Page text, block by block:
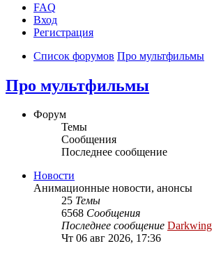
FAQ
Вход
Регистрация
Список форумов Про мультфильмы
Про мультфильмы
Форум
Темы
Сообщения
Последнее сообщение
Новости
Анимационные новости, анонсы
25 Темы
6568 Сообщения
Последнее сообщение Darkwing
Чт 06 авг 2026, 17:36